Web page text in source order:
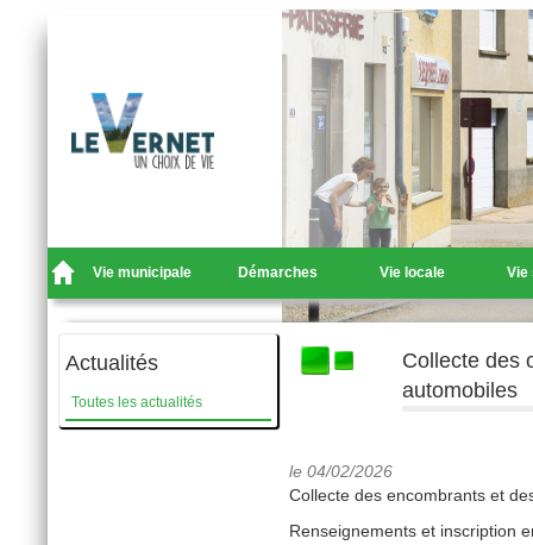
Vie municipale Démarches Vie locale Vie
Actualités
Toutes les actualités
Collecte des
automobiles
le 04/02/2026
Collecte des encombrants et
Renseignements et inscription